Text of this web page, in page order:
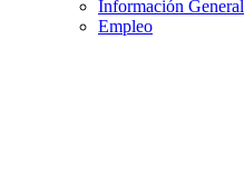
Información General
Empleo